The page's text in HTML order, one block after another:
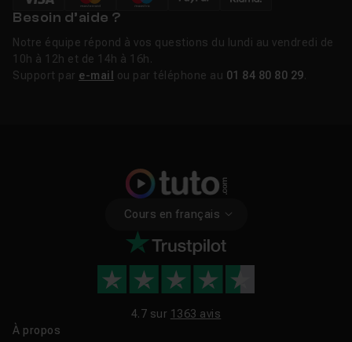
Besoin d’aide ?
Notre équipe répond à vos questions du lundi au vendredi de
10h à 12h et de 14h à 16h.
Support par e-mail ou par téléphone au 01 84 80 80 29
Cours en français
4.7 sur 1363 avis
À propos